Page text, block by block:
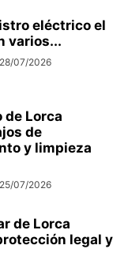
eléctrico el
varios...
28/07/2026
de Lorca
de
y limpieza
25/07/2026
de Lorca
legal y